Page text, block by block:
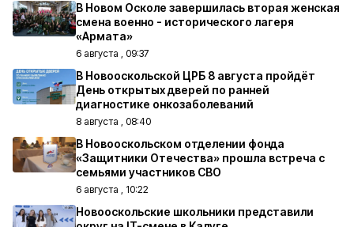
В Новом Осколе завершилась вторая женская
смена военно - исторического лагеря
«Армата»
6 августа , 09:37
В Новооскольской ЦРБ 8 августа пройдёт
День открытых дверей по ранней
диагностике онкозаболеваний
8 августа , 08:40
В Новооскольском отделении фонда
«Защитники Отечества» прошла встреча с
семьями участников СВО
6 августа , 10:22
Новооскольские школьники представили